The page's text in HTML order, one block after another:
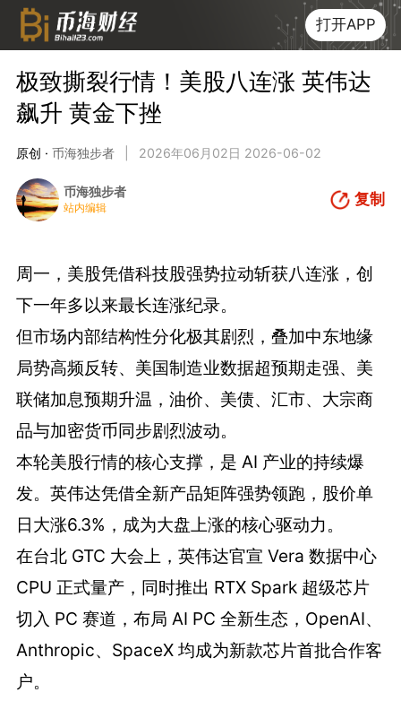
打开APP
极致撕裂行情！美股八连涨 英伟达
飙升 黄金下挫
原创 · 币海独步者 2026年06月02日 2026-06-02
币海独步者
站内编辑 复制
周一，美股凭借科技股强势拉动斩获八连涨，创
下一年多以来最长连涨纪录。
但市场内部结构性分化极其剧烈，叠加中东地缘
局势高频反转、美国制造业数据超预期走强、美
联储加息预期升温，油价、美债、汇市、大宗商
品与加密货币同步剧烈波动。
本轮美股行情的核心支撑，是 AI 产业的持续爆
发。英伟达凭借全新产品矩阵强势领跑，股价单
日大涨6.3%，成为大盘上涨的核心驱动力。
在台北 GTC 大会上，英伟达官宣 Vera 数据中心
CPU 正式量产，同时推出 RTX Spark 超级芯片
切入 PC 赛道，布局 AI PC 全新生态，OpenAI、
Anthropic、SpaceX 均成为新款芯片首批合作客
户。